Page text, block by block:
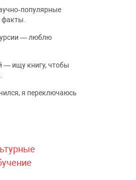
— люблю
— ищу книгу, чтобы
я переключаюсь